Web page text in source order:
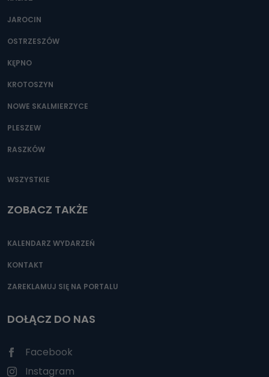
JAROCIN
OSTRZESZÓW
KĘPNO
KROTOSZYN
NOWE SKALMIERZYCE
PLESZEW
RASZKÓW
WSZYSTKIE
ZOBACZ TAKŻE
KALENDARZ WYDARZEŃ
KONTAKT
ZAREKLAMUJ SIĘ NA PORTALU
DOŁĄCZ DO NAS
Facebook
Instagram